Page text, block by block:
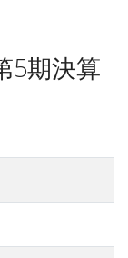
5期決算